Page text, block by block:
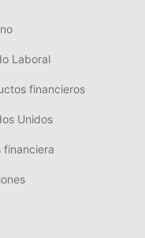
Laboral
financieros
Unidos
financiera